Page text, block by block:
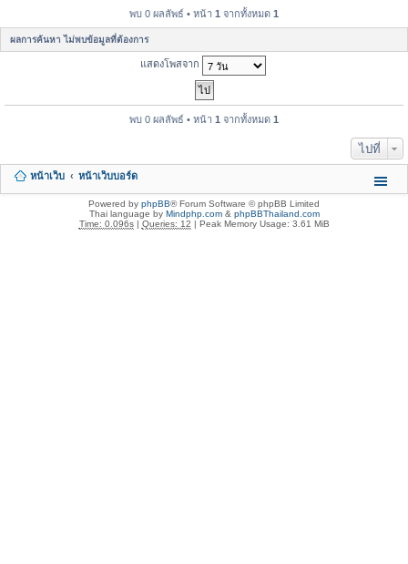
n
พบ 0 ผลลัพธ์ • หน้า 1 จากทั้งหมด 1
ผลการค้นหา ไม่พบข้อมูลที่ต้องการ
แสดงโพสจาก
พบ 0 ผลลัพธ์ • หน้า 1 จากทั้งหมด 1
ไปที่
หน้าเว็บ หน้าเว็บบอร์ด
Powered by phpBB® Forum Software © phpBB Limited
Thai language by Mindphp.com& phpBBThailand.com
Time: 0.096s| Queries: 12 | Peak Memory Usage: 3.61 MiB